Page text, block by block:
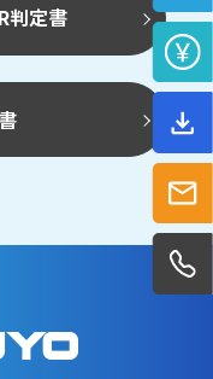
判定書